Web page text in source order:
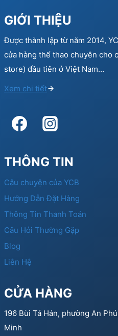
GIỚI THIỆU
Được thành lập từ năm 2014,
cửa hàng thể thao chuyên cho
store) đầu tiên ở Việt Nam…
Xem chi tiết
THÔNG TIN
Câu chuyện của YCB
Hướng Dẫn Đặt Hàng
Thông Tin Thanh Toán
Câu Hỏi Thường Gặp
Blog
Liên Hệ
CỬA HÀNG
196 Bùi Tá Hán, phường An
Minh